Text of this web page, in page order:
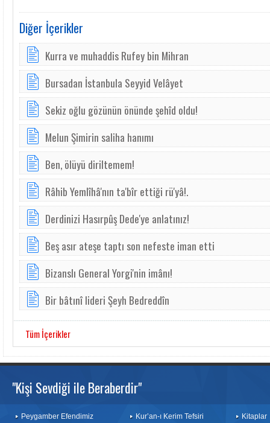
Diğer İçerikler
Kurra ve muhaddis Rufey bin Mihran
Bursadan İstanbula Seyyid Velâyet
Sekiz oğlu gözünün önünde şehîd oldu!
Melun Şimirin saliha hanımı
Ben, ölüyü diriltemem!
Râhib Yemlîhâ'nın ta'bîr ettiği rü'yâ!.
Derdinizi Hasırpûş Dede'ye anlatınız!
Beş asır ateşe taptı son nefeste iman etti
Bizanslı General Yorgi'nin imânı!
Bir bâtınî lideri Şeyh Bedreddîn
Tüm İçerikler
"Kişi Sevdiği ile Beraberdir"
Peygamber Efendimiz Kur’an-ı Kerim Tefsiri Kitaplar